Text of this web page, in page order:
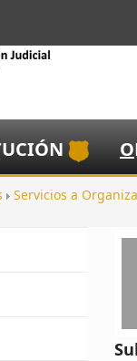
O
Servicios a